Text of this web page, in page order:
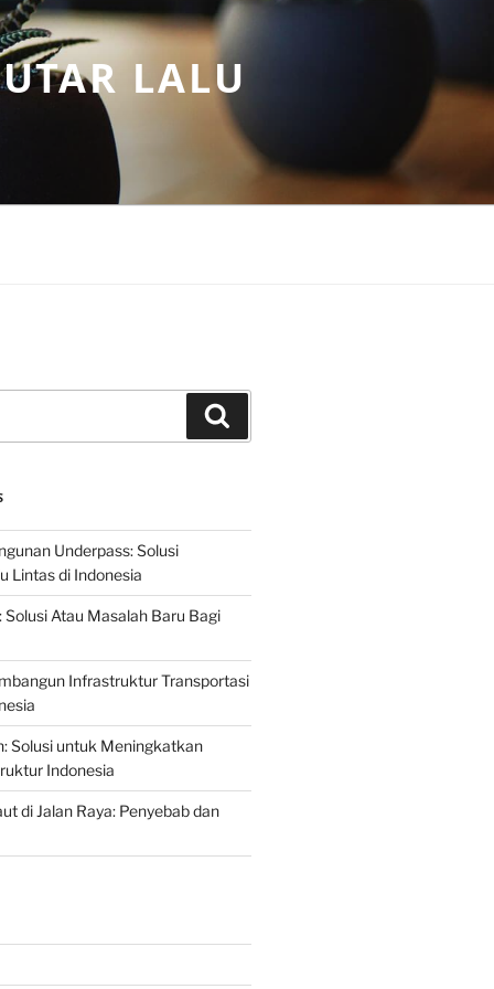
LALU
Underpass: Solusi
Lintas di Indonesia
Solusi Atau Masalah Baru Bagi
Infrastruktur Transportasi
Solusi untuk Meningkatkan
Indonesia
di Jalan Raya: Penyebab dan